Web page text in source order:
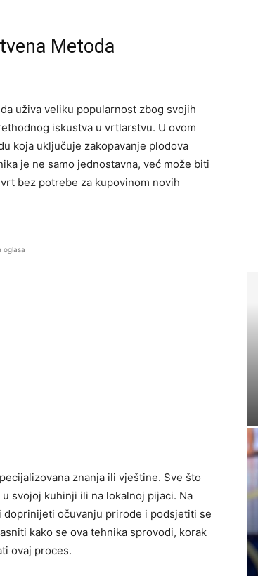
Metoda
uživa veliku popularnost zbog svojih
iskustva u vrtlarstvu. U ovom
koja uključuje zakopavanje plodova
je ne samo jednostavna, već može biti
bez potrebe za kupovinom novih
oglasa
znanja ili vještine. Sve što
svojoj kuhinji ili na lokalnoj pijaci. Na
doprinijeti očuvanju prirode i podsjetiti se
kako se ova tehnika sprovodi, korak
ovaj proces.